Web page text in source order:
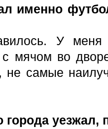
именно
У меня
с мячом во
не самые
города уезжал,